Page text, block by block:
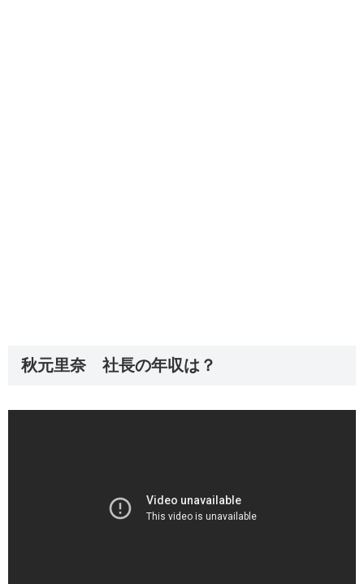
秋元里奈 社長の年収は？